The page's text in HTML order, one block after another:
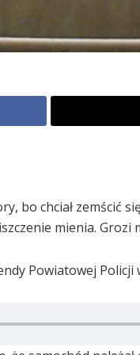
bo chciał zemścić
mienia.
Powiatowej Policji